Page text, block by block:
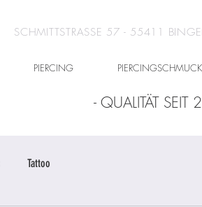
SCHMITTSTRASSE 57 - 55411
PIERCING PIERCINGSCHMUCK
- QUALITÄT SEIT
Tattoo